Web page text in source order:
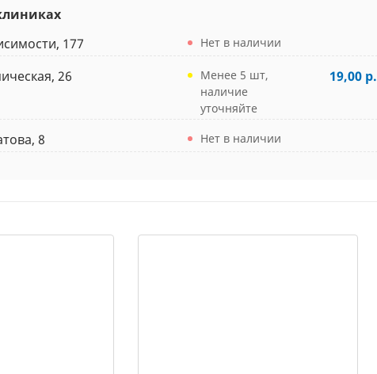
177
Нет в наличии
26
Менее 5 шт,
наличие
уточняйте
19,00 р.
8 Нет в наличии